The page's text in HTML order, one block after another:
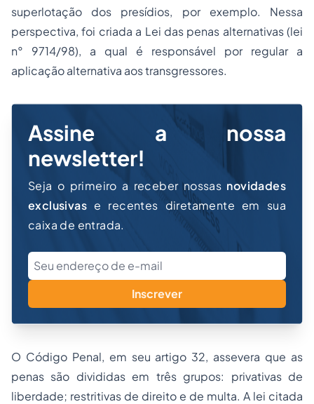
superlotação dos presídios, por exemplo. Nessa
perspectiva, foi criada a Lei das penas alternativas (lei
n° 9714/98), a qual é responsável por regular a
aplicação alternativa aos transgressores.
Assine a nossa
newsletter!
Seja o primeiro a receber nossas novidades
exclusivas e recentes diretamente em sua
caixa de entrada.
Inscrever
O Código Penal, em seu artigo 32, assevera que as
penas são divididas em três grupos: privativas de
liberdade; restritivas de direito e de multa. A lei citada